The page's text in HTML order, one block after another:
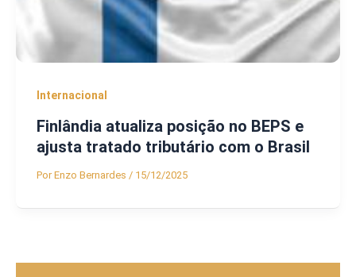
Internacional
Finlândia atualiza posição no BEPS e
ajusta tratado tributário com o Brasil
PorEnzo Bernardes / 15/12/2025